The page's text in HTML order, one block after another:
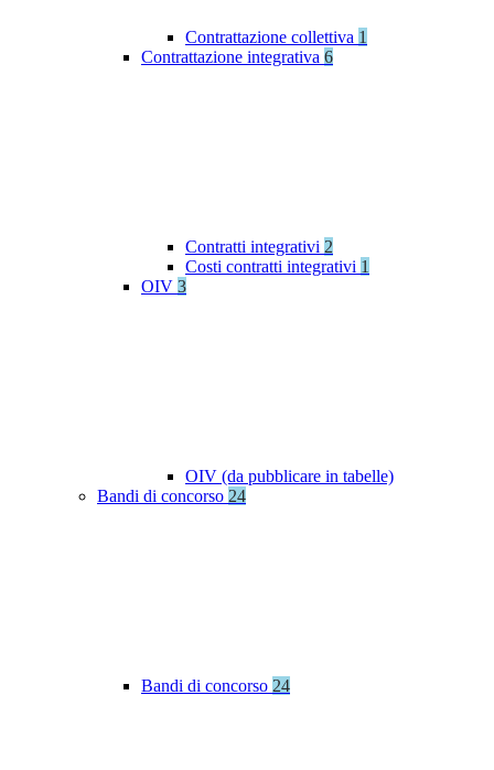
Contrattazione collettiva 1
Contrattazione integrativa 6
Contratti integrativi 2
Costi contratti integrativi 1
OIV 3
OIV (da pubblicare in tabelle)
Bandi di concorso 24
Bandi di concorso 24